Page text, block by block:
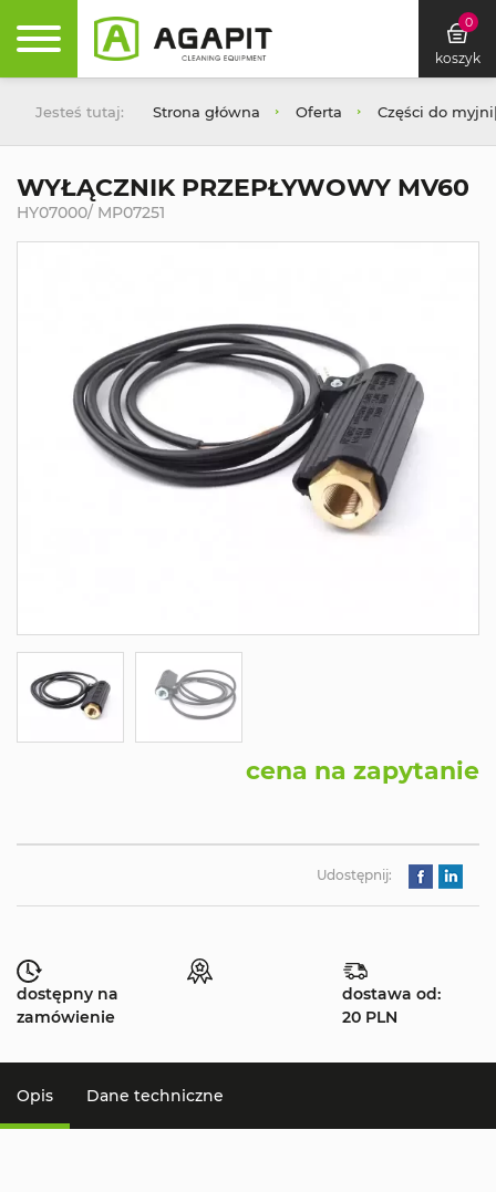
0
koszyk
Jesteś tutaj: Strona główna Oferta Części do
WYŁĄCZNIK PRZEPŁYWOWY MV60
HY07000/ MP07251
cena na zapytanie
Udostępnij:
dostępny na
zamówienie
dostawa od:
20 PLN
Opis Dane techniczne